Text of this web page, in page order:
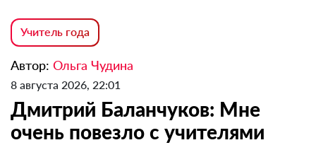
Учитель года
Автор: Ольга Чудина
8 августа 2026, 22:01
Дмитрий Баланчуков: Мне
очень повезло с учителями